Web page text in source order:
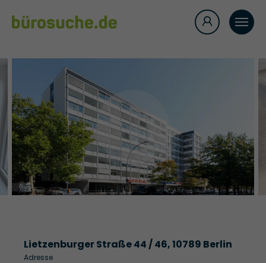
Lietzenburger Straße 44 / 46, 10789 Berlin
Adresse